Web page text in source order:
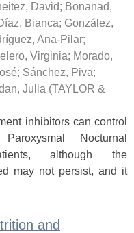
David; Bonanad,
Bianca; González,
Ana-Pilar;
Virginia; Morado,
; Sánchez, Piva;
Julia (TAYLOR &
inhibitors can control
Nocturnal
although the
may not persist, and it
and